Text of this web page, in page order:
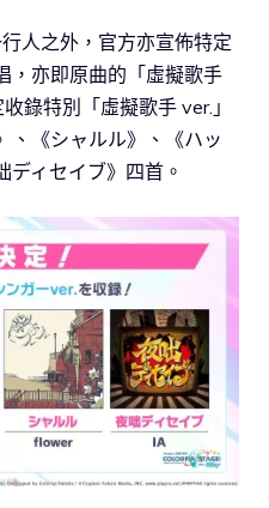
人之外，官方亦宣佈特定
，亦即原曲的「虛擬歌手
錄特別「虛擬歌手 ver.」
、《シャルル》、《ハッ
ディセイブ》四首。